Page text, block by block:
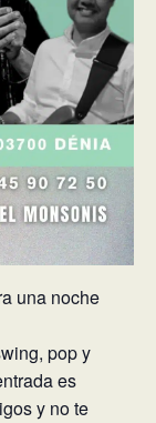
una noche
pop y
es
y no te